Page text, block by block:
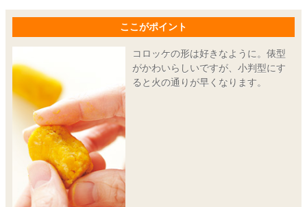
ここがポイント
コロッケの形は好きなように。俵型
がかわいらしいですが、小判型にす
ると火の通りが早くなります。